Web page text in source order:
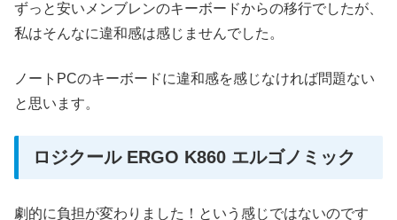
ずっと安いメンブレンのキーボードからの移行でしたが、
私はそんなに違和感は感じませんでした。
ノートPCのキーボードに違和感を感じなければ問題ない
と思います。
ロジクール ERGO K860 エルゴノミック
劇的に負担が変わりました！という感じではないのです